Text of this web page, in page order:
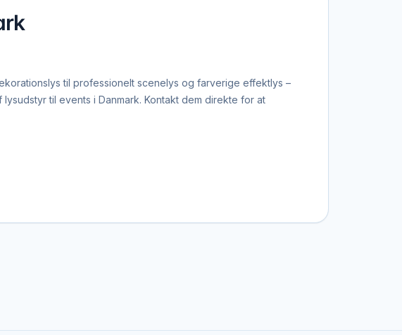
til professionelt scenelys og farverige effektlys –
til events i Danmark. Kontakt dem direkte for at
spots, wash-lights og strobeeffekter kan programmeres til
kører optimalt gennem hele arrangementet og tilpasses